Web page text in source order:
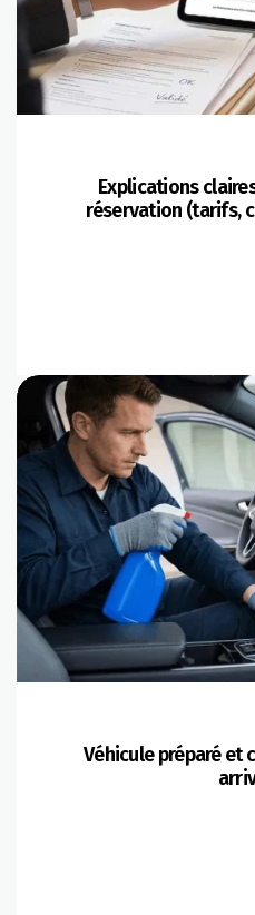
Explications
réservation (tarifs,
Véhicule préparé et